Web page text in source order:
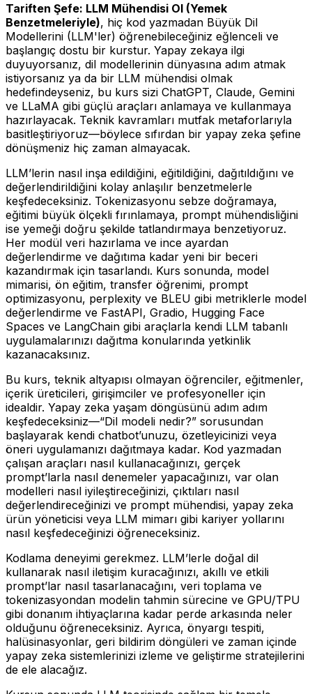
Tariften Şefe: LLM Mühendisi Ol (Yemek
Benzetmeleriyle), hiç kod yazmadan Büyük Dil
Modellerini (LLM'ler) öğrenebileceğiniz eğlenceli ve
başlangıç dostu bir kurstur. Yapay zekaya ilgi
duyuyorsanız, dil modellerinin dünyasına adım atmak
istiyorsanız ya da bir LLM mühendisi olmak
hedefindeyseniz, bu kurs sizi ChatGPT, Claude, Gemini
ve LLaMA gibi güçlü araçları anlamaya ve kullanmaya
hazırlayacak. Teknik kavramları mutfak metaforlarıyla
basitleştiriyoruz—böylece sıfırdan bir yapay zeka şefine
dönüşmeniz hiç zaman almayacak.
LLM’lerin nasıl inşa edildiğini, eğitildiğini, dağıtıldığını ve
değerlendirildiğini kolay anlaşılır benzetmelerle
keşfedeceksiniz. Tokenizasyonu sebze doğramaya,
eğitimi büyük ölçekli fırınlamaya, prompt mühendisliğini
ise yemeği doğru şekilde tatlandırmaya benzetiyoruz.
Her modül veri hazırlama ve ince ayardan
değerlendirme ve dağıtıma kadar yeni bir beceri
kazandırmak için tasarlandı. Kurs sonunda, model
mimarisi, ön eğitim, transfer öğrenimi, prompt
optimizasyonu, perplexity ve BLEU gibi metriklerle model
değerlendirme ve FastAPI, Gradio, Hugging Face
Spaces ve LangChain gibi araçlarla kendi LLM tabanlı
uygulamalarınızı dağıtma konularında yetkinlik
kazanacaksınız.
Bu kurs, teknik altyapısı olmayan öğrenciler, eğitmenler,
içerik üreticileri, girişimciler ve profesyoneller için
idealdir. Yapay zeka yaşam döngüsünü adım adım
keşfedeceksiniz—“Dil modeli nedir?” sorusundan
başlayarak kendi chatbot’unuzu, özetleyicinizi veya
öneri uygulamanızı dağıtmaya kadar. Kod yazmadan
çalışan araçları nasıl kullanacağınızı, gerçek
prompt’larla nasıl denemeler yapacağınızı, var olan
modelleri nasıl iyileştireceğinizi, çıktıları nasıl
değerlendireceğinizi ve prompt mühendisi, yapay zeka
ürün yöneticisi veya LLM mimarı gibi kariyer yollarını
nasıl keşfedeceğinizi öğreneceksiniz.
Kodlama deneyimi gerekmez. LLM’lerle doğal dil
kullanarak nasıl iletişim kuracağınızı, akıllı ve etkili
prompt’lar nasıl tasarlanacağını, veri toplama ve
tokenizasyondan modelin tahmin sürecine ve GPU/TPU
gibi donanım ihtiyaçlarına kadar perde arkasında neler
olduğunu öğreneceksiniz. Ayrıca, önyargı tespiti,
halüsinasyonlar, geri bildirim döngüleri ve zaman içinde
yapay zeka sistemlerinizi izleme ve geliştirme stratejilerini
de ele alacağız.